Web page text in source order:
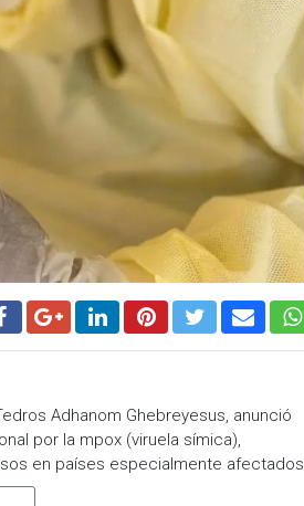
Adhanom Ghebreyesus, anunció
por la mpox (viruela símica),
en países especialmente afectados